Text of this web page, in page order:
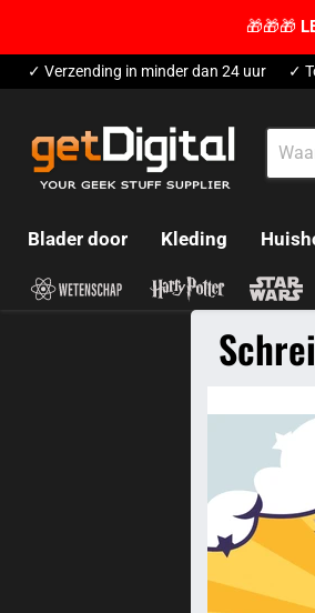
🎁🎁🎁
✓ Verzending in minder dan 24 uur ✓
Blader door Kleding